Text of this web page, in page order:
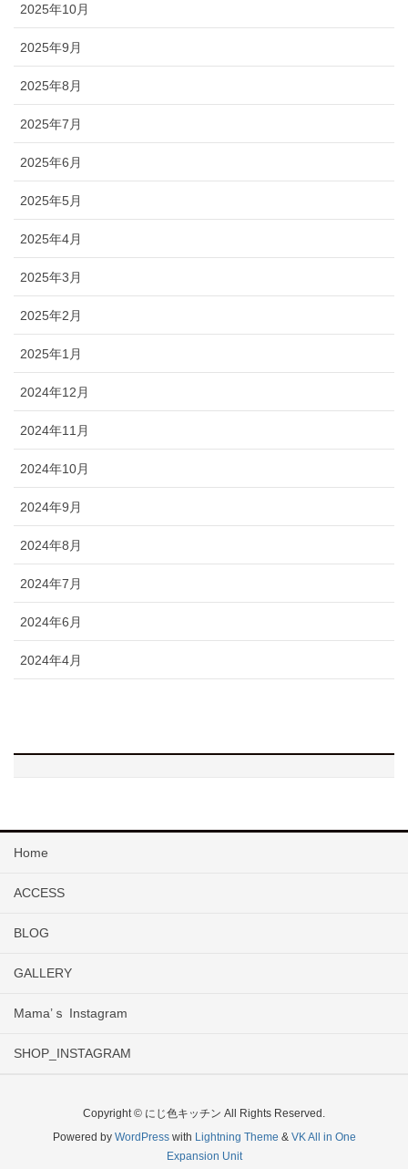
2025年10月
2025年9月
2025年8月
2025年7月
2025年6月
2025年5月
2025年4月
2025年3月
2025年2月
2025年1月
2024年12月
2024年11月
2024年10月
2024年9月
2024年8月
2024年7月
2024年6月
2024年4月
Home
ACCESS
BLOG
GALLERY
Mama’ｓ Instagram
SHOP_INSTAGRAM
Copyright © にじ色キッチン All Rights Reserved.
Powered by WordPresswith Lightning Theme & VK All in One
Expansion Unit